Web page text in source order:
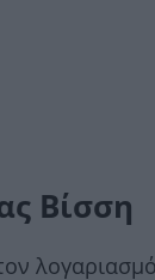
Βίσση